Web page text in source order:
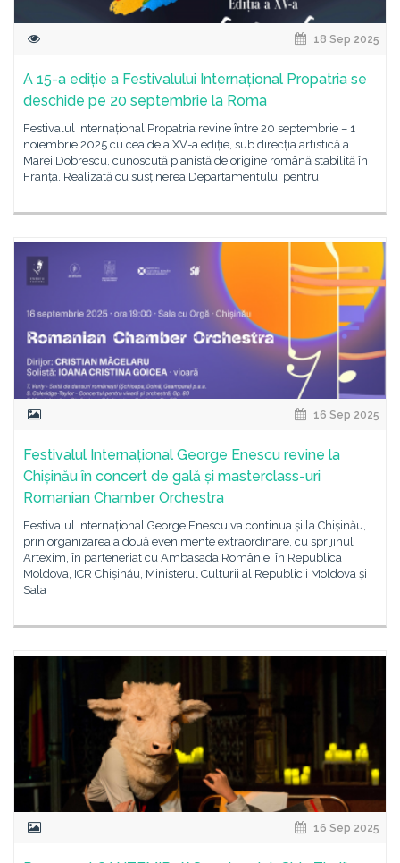
18 Sep 2025
A 15-a ediție a Festivalului Internațional Propatria se
deschide pe 20 septembrie la Roma
Festivalul Internațional Propatria revine între 20 septembrie – 1
noiembrie 2025 cu cea de a XV-a ediție, sub direcția artistică a
Marei Dobrescu, cunoscută pianistă de origine română stabilită în
Franța. Realizată cu susținerea Departamentului pentru
16 Sep 2025
Festivalul Internațional George Enescu revine la
Chișinău în concert de gală și masterclass-uri
Romanian Chamber Orchestra
Festivalul Internațional George Enescu va continua și la Chișinău,
prin organizarea a două evenimente extraordinare, cu sprijinul
Artexim, în parteneriat cu Ambasada României în Republica
Moldova, ICR Chișinău, Ministerul Culturii al Republicii Moldova și
Sala
16 Sep 2025